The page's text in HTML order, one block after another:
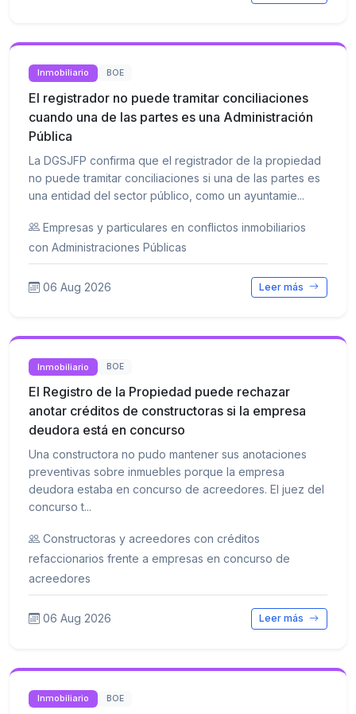
Inmobiliario BOE
El registrador no puede tramitar conciliaciones
cuando una de las partes es una Administración
Pública
La DGSJFP confirma que el registrador de la propiedad
no puede tramitar conciliaciones si una de las partes es
una entidad del sector público, como un ayuntamie...
Empresas y particulares en conflictos inmobiliarios
con Administraciones Públicas
06 Aug 2026 Leer más
Inmobiliario BOE
El Registro de la Propiedad puede rechazar
anotar créditos de constructoras si la empresa
deudora está en concurso
Una constructora no pudo mantener sus anotaciones
preventivas sobre inmuebles porque la empresa
deudora estaba en concurso de acreedores. El juez del
concurso t...
Constructoras y acreedores con créditos
refaccionarios frente a empresas en concurso de
acreedores
06 Aug 2026 Leer más
Inmobiliario BOE